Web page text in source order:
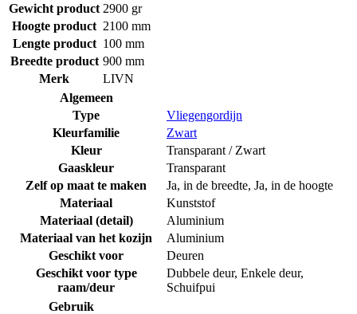
Gewicht product 2900 gr
Hoogte product 2100 mm
Lengte product 100 mm
Breedte product 900 mm
Merk
LIVN
Algemeen
Type
Vliegengordijn
Kleurfamilie
Zwart
Kleur
Transparant / Zwart
Gaaskleur
Transparant
Zelf op maat te maken
Ja, in de breedte, Ja, in de hoogte
Materiaal
Kunststof
Materiaal (detail)
Aluminium
Materiaal van het kozijn
Aluminium
Geschikt voor
Deuren
Geschikt voor type
raam/deur
Dubbele deur, Enkele deur,
Schuifpui
Gebruik